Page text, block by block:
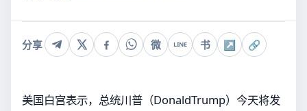
分享 微 LINE 书 ↗ 🔗
美国白宫表示，总统川普（DonaldTrump）今天将发